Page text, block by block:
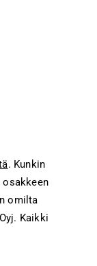
. Kunkin
osakkeen
omilta
Kaikki